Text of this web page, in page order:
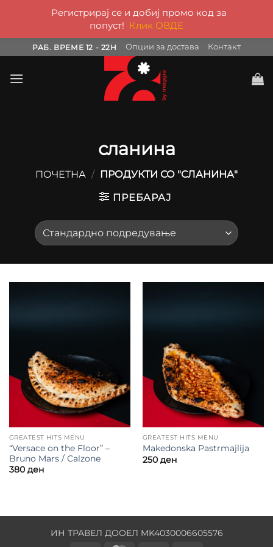
to
content
РАБ. ВРЕМЕ 12 - 22H Опции за достава Контакт
сланина
ПОЧЕТНА / ПРОДУКТИ СО "СЛАНИНА"
ПРЕБАРАЈ
GREATEST HITS MENU
“Versace on the Floor” –
Bruno Mars / Calzone
380 ден
GREATEST HITS MENU
Makedonska Pastrmajlija
250 ден
ИН ТРАВЕЛ ДООЕЛ MK4030006605576
Регистрирај се и добиј промо код за
попуст! Клик ОВДЕ